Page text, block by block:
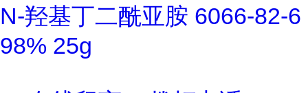
N-羟基丁二酰亚胺 6066-82-6
98% 25g